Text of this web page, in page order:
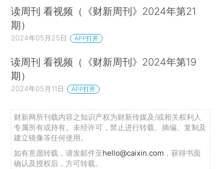
读周刊 看视频（《财新周刊》2024年第21
期）
2024年05月25日 APP打开
读周刊 看视频（《财新周刊》2024年第19
期）
2024年05月11日 APP打开
财新网所刊载内容之知识产权为财新传媒及/或相关权利人
专属所有或持有。未经许可，禁止进行转载、摘编、复制及
建立镜像等任何使用。
如有意愿转载，请发邮件至hello@caixin.com ，获得书面
确认及授权后，方可转载。